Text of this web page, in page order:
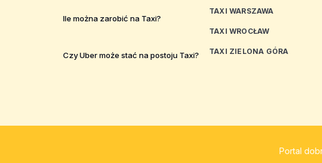
Ile można zarobić na Taxi?
Czy Uber może stać na postoju Taxi?
TAXI WARSZAWA
TAXI WROCŁAW
TAXI ZIELONA GÓRA
Portal